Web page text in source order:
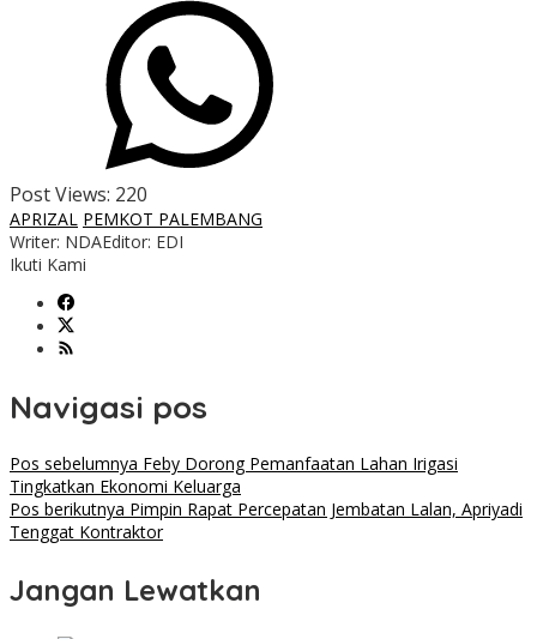
Post Views: 220
APRIZAL PEMKOT PALEMBANG
Writer: NDAEditor: EDI
Ikuti Kami
Navigasi pos
Pos sebelumnya Feby Dorong Pemanfaatan Lahan Irigasi
Tingkatkan Ekonomi Keluarga
Pos berikutnya Pimpin Rapat Percepatan Jembatan Lalan, Apriyadi
Tenggat Kontraktor
Jangan Lewatkan